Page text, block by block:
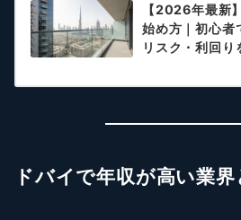
【2026年最新
始め方｜初心者
リスク・利回り
ドバイで年収が高い業